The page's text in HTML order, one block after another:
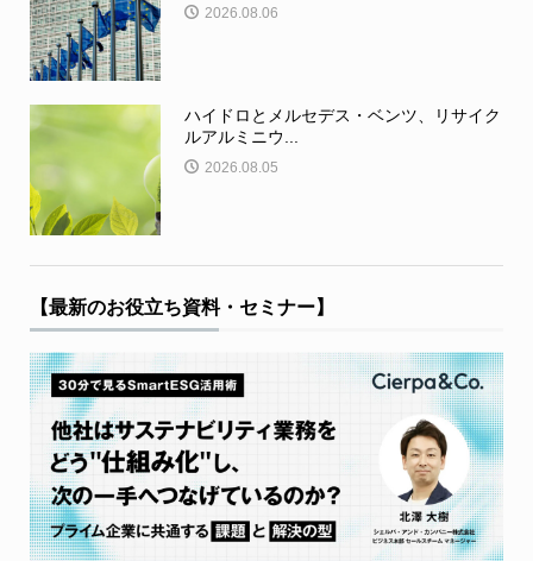
2026.08.06
ハイドロとメルセデス・ベンツ、リサイク
ルアルミニウ...
2026.08.05
【最新のお役立ち資料・セミナー】